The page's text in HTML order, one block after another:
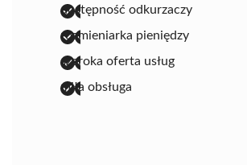
dostępność odkurzaczy
rozmieniarka pieniędzy
szeroka oferta usług
miła obsługa